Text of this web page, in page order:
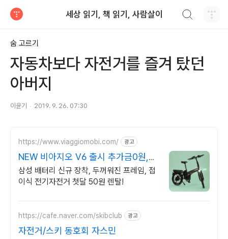
세상 읽기, 책 읽기, 사람살이
숨 고르기
자동차보다 자전거를 즐겨 탔던
아버지
이윤기 2019. 9. 26. 07:30
https://www.viaggiomobi.com/ 광고
NEW 비아지오 V6 출시 추가금0원,
출퇴근자전거마련
삼성 배터리 신규 장착, 두꺼워진 프레임, 접
이식 전기자전거 첫달 50원 렌탈!
https://cafe.naver.com/skibclub 광고
자전거/스키 동호회 자스민